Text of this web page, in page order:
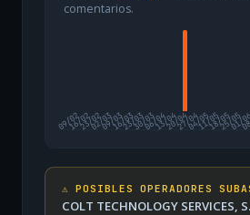
comentarios.
09/02
16/0223/0202/0309/0316/0323/0330/0306/0413/0420/0427/0404/0511/0518/0525/05
01/
⚠️ POSIBLES OPERADORES
COLT TECHNOLOGY SERVICES,